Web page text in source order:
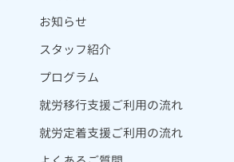
お知らせ
スタッフ紹介
プログラム
就労移行支援ご利用の流れ
就労定着支援ご利用の流れ